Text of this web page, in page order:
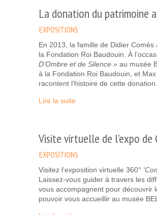
La donation du patrimoine
EXPOSITIONS
En 2013, la famille de Didier
la Fondation Roi Baudouin. À
D’Ombre et de Silence » au musée
à la Fondation Roi Baudouin, et
racontent l’histoire de cette donation.
Lire la suite
Visite virtuelle de l’expo de
EXPOSITIONS
Visitez l’exposition virtuelle 360°
Laissez-vous guider à travers les
vous accompagnent pour
pouvoir vous accueillir au musée